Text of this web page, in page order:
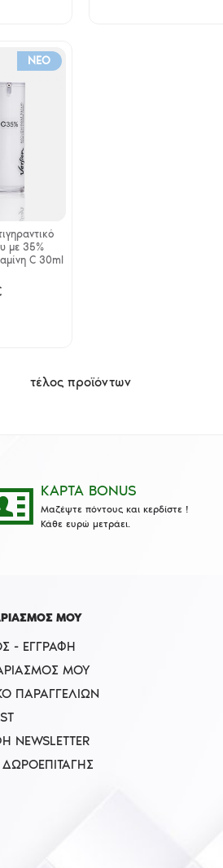
NEO
με 35%
C 30ml
τέλος προϊόντων
ΚΑΡΤΑ BONUS
Μαζέψτε πόντους και κερδίστε !
Κάθε ευρώ μετράει.
ΜΟΥ
- ΕΓΓΡΑΦΉ
ΜΟΥ
ΠΑΡΑΓΓΕΛΙΏΝ
NEWSLETTER